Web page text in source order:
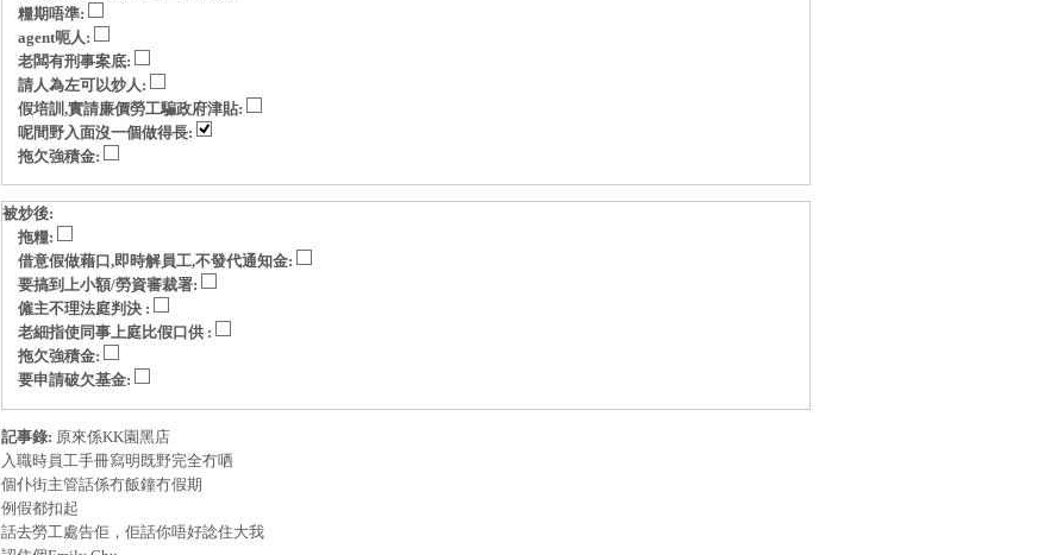
糧期唔準:
agent呃人:
老闆有刑事案底:
請人為左可以炒人:
假培訓,實請廉價勞工騙政府津貼:
呢間野入面沒一個做得長:
拖欠強積金:
被炒後:
拖糧:
借意假做藉口,即時解員工,不發代通知金:
要搞到上小額/勞資審裁署:
僱主不理法庭判決 :
老細指使同事上庭比假口供 :
拖欠強積金:
要申請破欠基金:
記事錄: 原來係KK園黑店
入職時員工手冊寫明既野完全冇哂
個仆街主管話係冇飯鐘冇假期
例假都扣起
話去勞工處告佢，佢話你唔好諗住大我